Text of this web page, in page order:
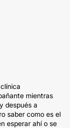
mientras
después a
saber como es el
esperar ahí o se